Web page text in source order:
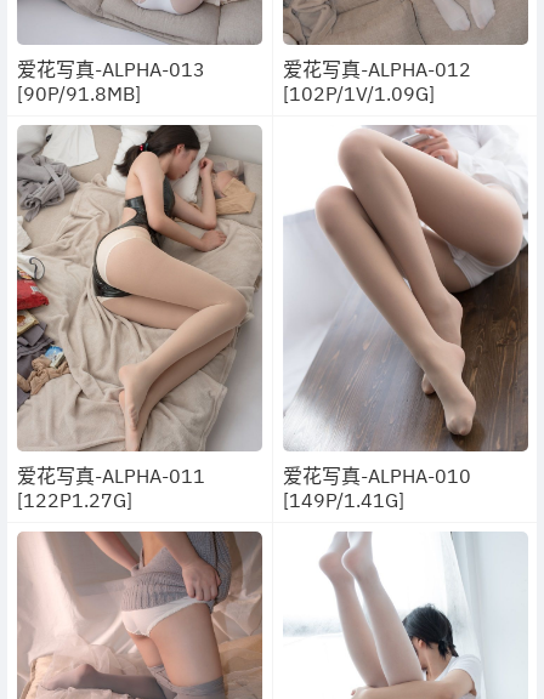
爱花写真-ALPHA-013
[90P/91.8MB]
爱花写真-ALPHA-012
[102P/1V/1.09G]
爱花写真-ALPHA-011
[122P1.27G]
爱花写真-ALPHA-010
[149P/1.41G]